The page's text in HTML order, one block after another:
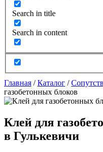
Search in title
Search in content
Главная /Каталог /
газобетонных блоков
Клей для
в Гулькевичи